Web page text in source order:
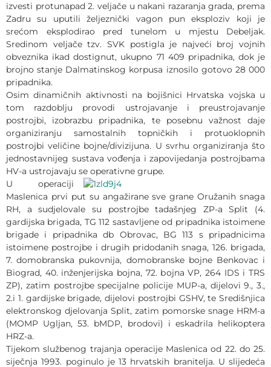
izvesti protunapad 2. veljače u nakani razaranja grada, prema
Zadru su uputili željeznički vagon pun eksploziv koji je
srećom eksplodirao pred tunelom u mjestu Debeljak.
Sredinom veljače tzv. SVK postigla je najveći broj vojnih
obveznika ikad dostignut, ukupno 71 409 pripadnika, dok je
brojno stanje Dalmatinskog korpusa iznosilo gotovo 28 000
pripadnika.
Osim dinamičnih aktivnosti na bojišnici Hrvatska vojska u
tom razdoblju provodi ustrojavanje i preustrojavanje
postrojbi, izobrazbu pripadnika, te posebnu važnost daje
organiziranju samostalnih topničkih i protuoklopnih
postrojbi veličine bojne/divizijuna. U svrhu organiziranja što
jednostavnijeg sustava vođenja i zapovijedanja postrojbama
HV-a ustrojavaju se operativne grupe.
U operaciji
Maslenica prvi put su angažirane sve grane Oružanih snaga
RH, a sudjelovale su postrojbe tadašnjeg ZP-a Split (4.
gardijska brigada, TG 112 sastavljene od pripadnika istoimene
brigade i pripadnika db Obrovac, BG 113 s pripadnicima
istoimene postrojbe i drugih pridodanih snaga, 126. brigada,
7. domobranska pukovnija, domobranske bojne Benkovac i
Biograd, 40. inženjerijska bojna, 72. bojna VP, 264 IDS i TRS
ZP), zatim postrojbe specijalne policije MUP-a, dijelovi 9., 3.,
2.i 1. gardijske brigade, dijelovi postrojbi GSHV, te Središnjica
elektronskog djelovanja Split, zatim pomorske snage HRM-a
(MOMP Ugljan, 53. bMDP, brodovi) i eskadrila helikoptera
HRZ-a.
Tijekom službenog trajanja operacije Maslenica od 22. do 25.
siječnja 1993. poginulo je 13 hrvatskih branitelja. U slijedeća